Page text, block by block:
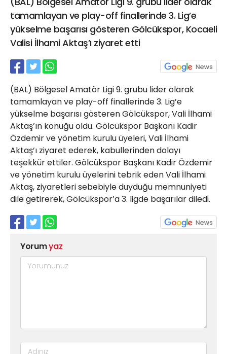
tamamlayan ve play-off finallerinde 3. Lig’e
yükselme başarısı gösteren Gölcükspor, Kocaeli
Valisi İlhami Aktaş’ı ziyaret etti
(BAL) Bölgesel Amatör Ligi 9. grubu lider olarak
tamamlayan ve play-off finallerinde 3. Lig’e
yükselme başarısı gösteren Gölcükspor, Vali İlhami
Aktaş’ın konuğu oldu. Gölcükspor Başkanı Kadir
Özdemir ve yönetim kurulu üyeleri, Vali İlhami
Aktaş’ı ziyaret ederek, kabullerinden dolayı
teşekkür ettiler. Gölcükspor Başkanı Kadir Özdemir
ve yönetim kurulu üyelerini tebrik eden Vali İlhami
Aktaş, ziyaretleri sebebiyle duyduğu memnuniyeti
dile getirerek, Gölcükspor’a 3. ligde başarılar diledi.
Yorumyaz
21 Gölcük
02624132333
haber@golcukpostasi.com